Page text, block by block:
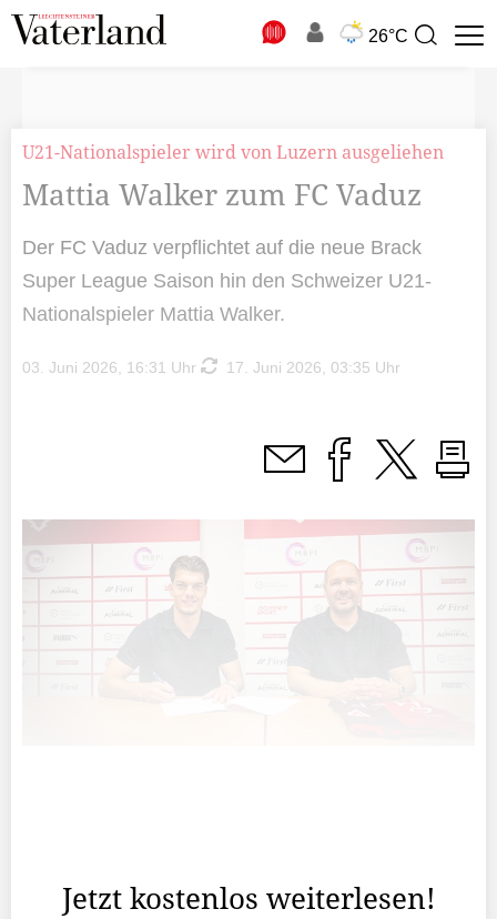
26°C
Suchbegriff
U21-Nationalspieler wird von Luzern ausgeliehen
Mattia Walker zum FC Vaduz
Der FC Vaduz verpflichtet auf die neue Brack
Super League Saison hin den Schweizer U21-
Nationalspieler Mattia Walker.
03. Juni 2026, 16:31 Uhr 17. Juni 2026, 03:35 Uhr
Jetzt kostenlos weiterlesen!